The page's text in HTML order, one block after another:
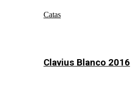
Catas
Clavius Blanco 2016